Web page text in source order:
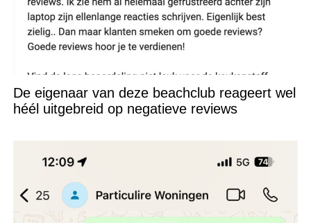
De eigenaar van deze beachclub reageert wel
héél uitgebreid op negatieve reviews